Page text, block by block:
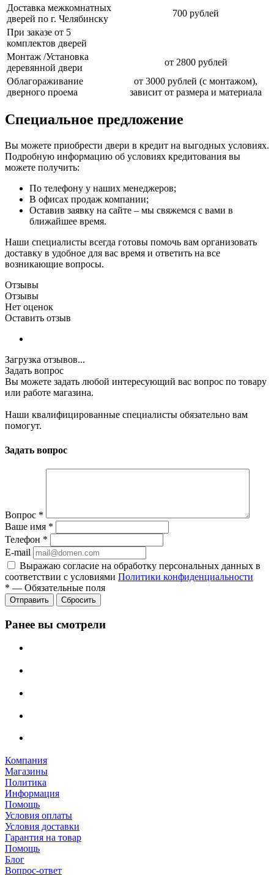
Доставка межкомнатных
дверей по г. Челябинску
700 рублей
При заказе от 5
комплектов дверей
Монтаж /Установка
деревянной двери
от 2800 рублей
Облагораживание
дверного проема
от 3000 рублей (с монтажом),
зависит от размера и материала
Специальное предложение
Вы можете приобрести двери в кредит на выгодных условиях.
Подробную информацию об условиях кредитования вы
можете получить:
По телефону у наших менеджеров;
В офисах продаж компании;
Оставив заявку на сайте – мы свяжемся с вами в
ближайшее время.
Наши специалисты всегда готовы помочь вам организовать
доставку в удобное для вас время и ответить на все
возникающие вопросы.
Отзывы
Отзывы
Нет оценок
Оставить отзыв
Загрузка отзывов...
Задать вопрос
Вы можете задать любой интересующий вас вопрос по товару
или работе магазина.
Наши квалифицированные специалисты обязательно вам
помогут.
Задать вопрос
Вопрос *
Ваше имя *
Телефон *
E-mail
Выражаю согласие на обработку персональных данных в
соответствии с условиями Политики конфиденциальности
* — Обязательные поля
Отправить Сбросить
Ранее вы смотрели
Компания
Магазины
Политика
Информация
Помощь
Условия оплаты
Условия доставки
Гарантия на товар
Помощь
Блог
Вопрос-ответ